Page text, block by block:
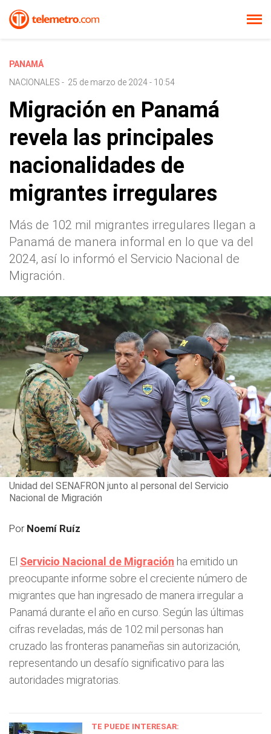
PANAMÁ
NACIONALES - 25 de marzo de 2024 - 10:54
Migración en Panamá
revela las principales
nacionalidades de
migrantes irregulares
Más de 102 mil migrantes irregulares llegan a
Panamá de manera informal en lo que va del
2024, así lo informó el Servicio Nacional de
Migración.
Unidad del SENAFRON junto al personal del Servicio
Nacional de Migración
Por Noemí Ruíz
El Servicio Nacional de Migración ha emitido un
preocupante informe sobre el creciente número de
migrantes que han ingresado de manera irregular a
Panamá durante el año en curso. Según las últimas
cifras reveladas, más de 102 mil personas han
cruzado las fronteras panameñas sin autorización,
representando un desafío significativo para las
autoridades migratorias.
TE PUEDE INTERESAR: